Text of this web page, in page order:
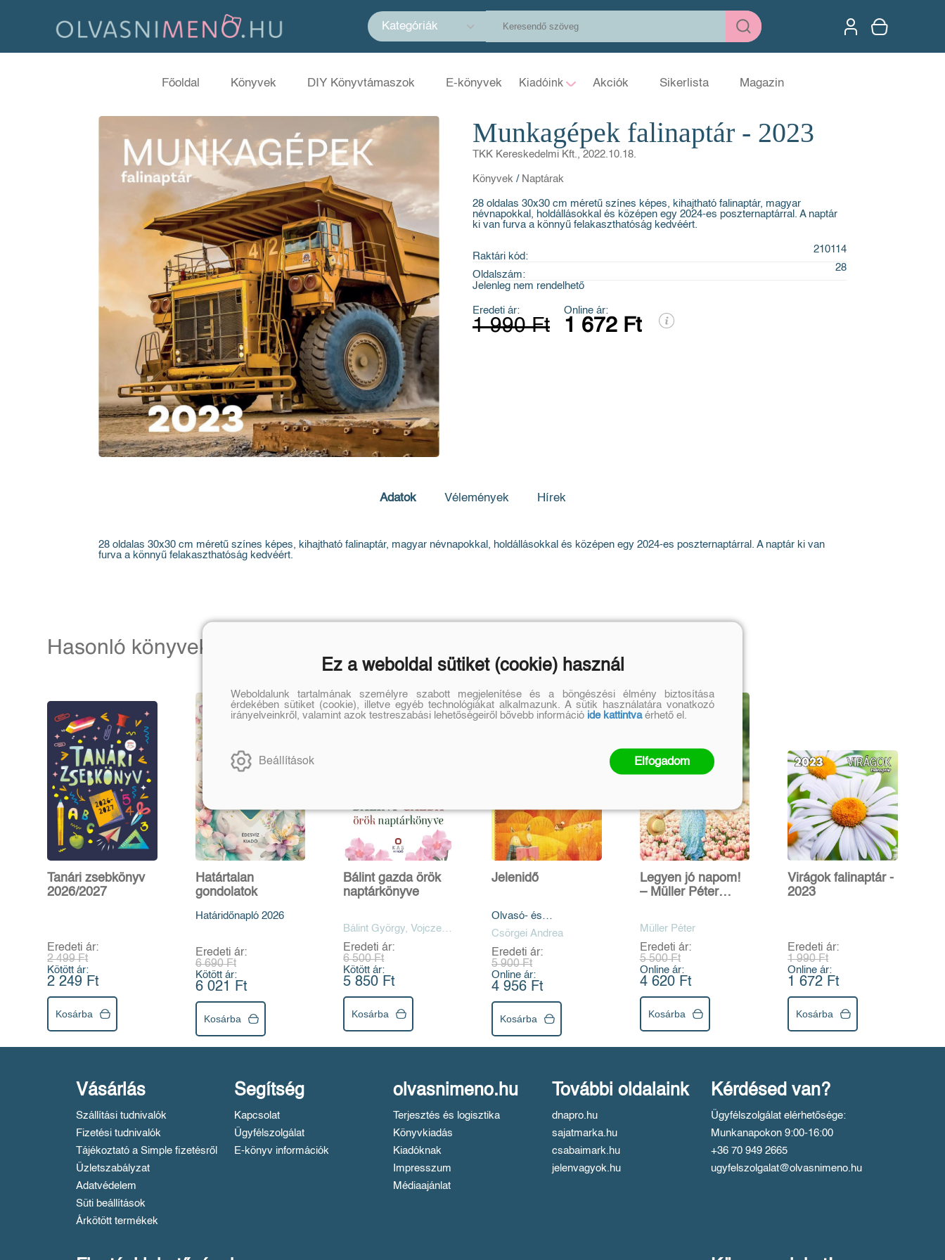
Kategóriák
Főoldal Könyvek DIY Könyvtámaszok E-könyvek Kiadóink Akciók Sikerlista Magazin
Munkagépek falinaptár - 2023
TKK Kereskedelmi Kft., 2022.10.18.
Könyvek / Naptárak
28 oldalas 30x30 cm méretű színes képes, kihajtható falinaptár, magyar
névnapokkal, holdállásokkal és középen egy 2024-es poszternaptárral. A naptár
ki van furva a könnyű felakaszthatóság kedvéért.
Raktári kód:
210114
Oldalszám:
28
Jelenleg nem rendelhető
Eredeti ár:
1 990 Ft
Online ár:
1 672 Ft
Adatok Vélemények Hírek
28 oldalas 30x30 cm méretű színes képes, kihajtható falinaptár, magyar névnapokkal, holdállásokkal és középen egy 2024-es poszternaptárral. A naptár ki van
furva a könnyű felakaszthatóság kedvéért.
Hasonló könyvek
Tanári zsebkönyv
2026/2027
Eredeti ár:
2 499 Ft
Kötött ár:
2 249 Ft
Kosárba
Határtalan
gondolatok
Határidőnapló 2026
Eredeti ár:
6 690 Ft
Kötött ár:
6 021 Ft
Kosárba
Bálint gazda örök
naptárkönyve
Bálint György, Vojczek
Judit
Eredeti ár:
6 500 Ft
Kötött ár:
5 850 Ft
Kosárba
Jelenidő
Olvasó- és
tervezőnapló - Matrica
melléklettel
Csörgei Andrea
Eredeti ár:
5 900 Ft
Online ár:
4 956 Ft
Kosárba
Legyen jó napom!
– Müller Péter
Naptárkönyv 2024
Müller Péter
Eredeti ár:
5 500 Ft
Online ár:
4 620 Ft
Kosárba
Virágok falinaptár -
2023
Eredeti ár:
1 990 Ft
Online ár:
1 672 Ft
Kosárba
Vásárlás
Szállítási tudnivalók
Fizetési tudnivalók
Tájékoztató a Simple fizetésről
Üzletszabályzat
Adatvédelem
Süti beállítások
Árkötött termékek
Segítség
Kapcsolat
Ügyfélszolgálat
E-könyv információk
olvasnimeno.hu
Terjesztés és logisztika
Könyvkiadás
Kiadóknak
Impresszum
Médiaajánlat
További oldalaink
dnapro.hu
sajatmarka.hu
csabaimark.hu
jelenvagyok.hu
Kérdésed van?
Ügyfélszolgálat elérhetősége:
Munkanapokon 9:00-16:00
+36 70 949 2665
ugyfelszolgalat@olvasnimeno.hu
Ez a weboldal sütiket (cookie) használ
Weboldalunk tartalmának személyre szabott megjelenítése és a böngészési élmény biztosítása
érdekében sütiket (cookie), illetve egyéb technológiákat alkalmazunk. A sütik használatára vonatkozó
irányelveinkről, valamint azok testreszabási lehetőségeiről bővebb információ ide kattintvaérhető el.
Beállítások Elfogadom